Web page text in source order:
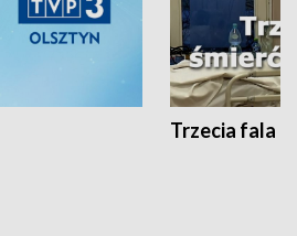
Trzecia fala -